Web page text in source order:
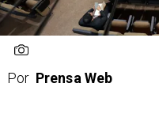
Por Prensa Web